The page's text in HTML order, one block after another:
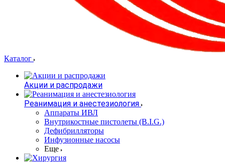
Каталог
Акции и распродажи
Реанимация и анестезиология
Аппараты ИВЛ
Внутрикостные пистолеты (B.I.G.)
Дефибрилляторы
Инфузионные насосы
Еще